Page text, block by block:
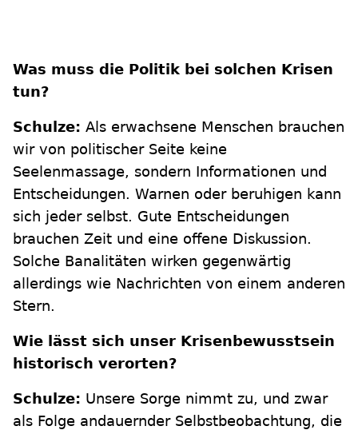
Was muss die Politik bei solchen Krisen
tun?
Schulze: Als erwachsene Menschen brauchen
wir von politischer Seite keine
Seelenmassage, sondern Informationen und
Entscheidungen. Warnen oder beruhigen kann
sich jeder selbst. Gute Entscheidungen
brauchen Zeit und eine offene Diskussion.
Solche Banalitäten wirken gegenwärtig
allerdings wie Nachrichten von einem anderen
Stern.
Wie lässt sich unser Krisenbewusstsein
historisch verorten?
Schulze: Unsere Sorge nimmt zu, und zwar
als Folge andauernder Selbstbeobachtung, die